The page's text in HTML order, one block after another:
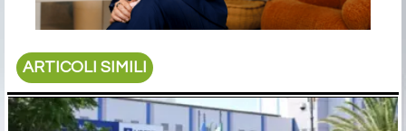
ARTICOLI SIMILI